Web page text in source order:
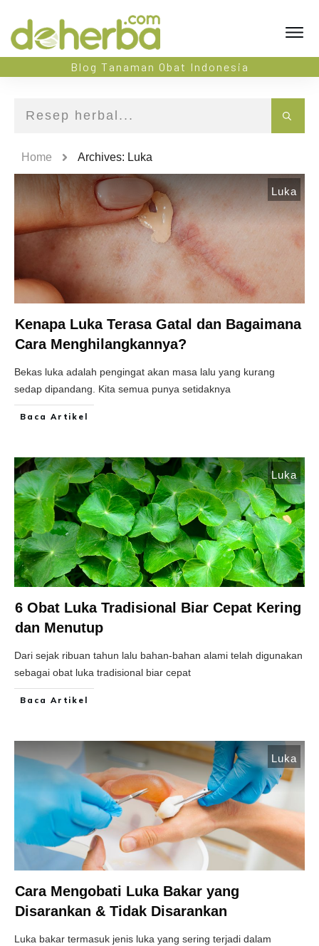
Blog Tanaman Obat Indonesia
Home Archives: Luka
Luka
Kenapa Luka Terasa Gatal dan Bagaimana
Cara Menghilangkannya?
Bekas luka adalah pengingat akan masa lalu yang kurang
sedap dipandang. Kita semua punya setidaknya
Baca Artikel
Luka
6 Obat Luka Tradisional Biar Cepat Kering
dan Menutup
Dari sejak ribuan tahun lalu bahan-bahan alami telah digunakan
sebagai obat luka tradisional biar cepat
Baca Artikel
Luka
Cara Mengobati Luka Bakar yang
Disarankan & Tidak Disarankan
Luka bakar termasuk jenis luka yang sering terjadi dalam